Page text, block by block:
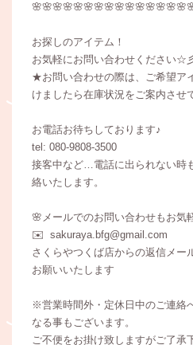
お探しのアイテム！
お気軽にお問い合わせください☆
★お問い合わせの際は、ご希望ア
けましたら在庫状況をご案内さ
お電話お待ちしております♪
tel: 080-9808-3500
接客中など…電話に出られない時
絡いたします。
🌸メールでのお問い合わせもお気
✉️ sakuraya.bfg@gmail.com
さくらやつくば店からの返信メー
お願いいたします
※営業時間外・定休日中のご連絡
なる事もございます。
ご不便をお掛け致しますがご了承